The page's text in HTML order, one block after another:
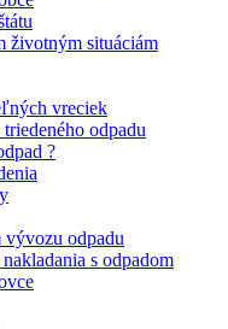
životným situáciám
vreciek
odpadu
?
vývozu odpadu
s odpadom